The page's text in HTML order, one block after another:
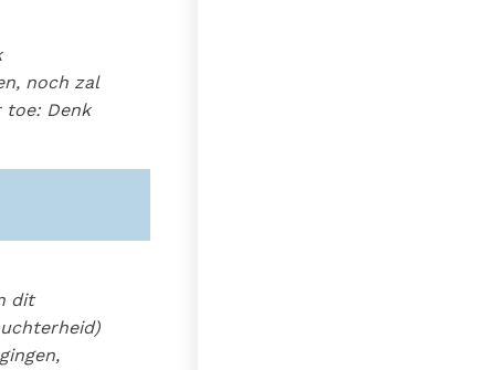
noch zal
toe: Denk
dit